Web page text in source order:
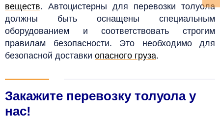
веществ. Автоцистерны для перевозки толуола
должны быть оснащены специальным
оборудованием и соответствовать строгим
правилам безопасности. Это необходимо для
безопасной доставки опасного груза.
Закажите перевозку толуола у
нас!